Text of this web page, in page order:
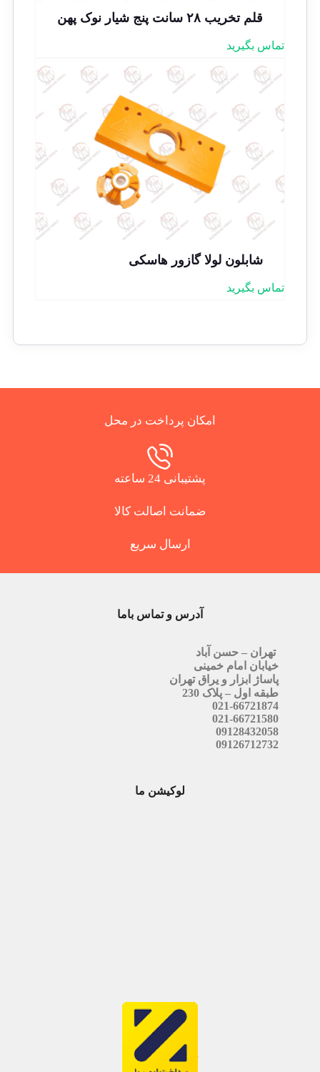
قلم تخریب ۲۸ سانت پنج شیار نوک پهن
تماس بگیرید
شابلون لولا گازور هاسکی
تماس بگیرید
امکان پرداخت در محل
پشتیبانی 24 ساعته
ضمانت اصالت کالا
ارسال سریع
آدرس و تماس باما
تهران – حسن آباد
خیابان امام خمینی
پاساژ ابزار و یراق تهران
طبقه اول – پلاک 230
021-66721874
021-66721580
09128432058
09126712732
لوکیشن ما